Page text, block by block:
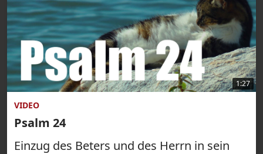
1:27
VIDEO
Psalm 24
Einzug des Beters und des Herrn in sein